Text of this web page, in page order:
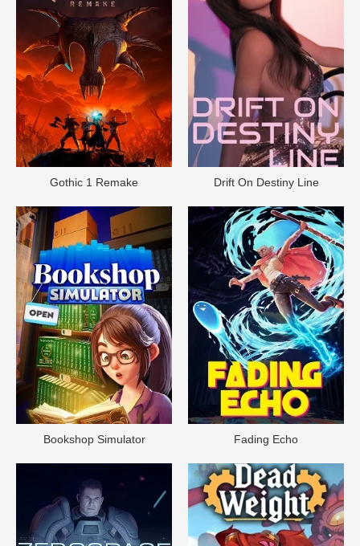
Gothic 1 Remake Drift On Destiny Line
Bookshop Simulator Fading Echo